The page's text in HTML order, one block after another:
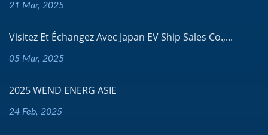
21 Mar, 2025
Visitez Et Échangez Avec Japan EV Ship Sales Co.,...
05 Mar, 2025
2025 WEND ENERG ASIE
24 Feb, 2025